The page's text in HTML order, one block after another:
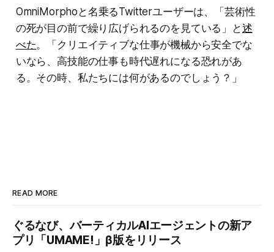
OmniMorphoと名乗るTwitterユーザーは、「芸術性
の死が目の前で繰り広げられるのを見ている」と述
べた。「クリエイティブな仕事が機械から安全でな
いなら、高技能の仕事も時代遅れになる恐れがあ
る。その時、私たちには何があるのでしょう？」
READ MORE
ぐるなび、バーティカルAIエージェントの新ア
プリ「UMAME!」β版をリリース